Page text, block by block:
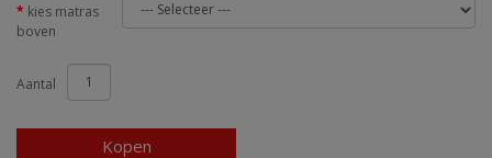
kies matras
boven
Aantal
Kopen